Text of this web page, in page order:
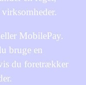
MobilePay.
bruge en
du foretrækker